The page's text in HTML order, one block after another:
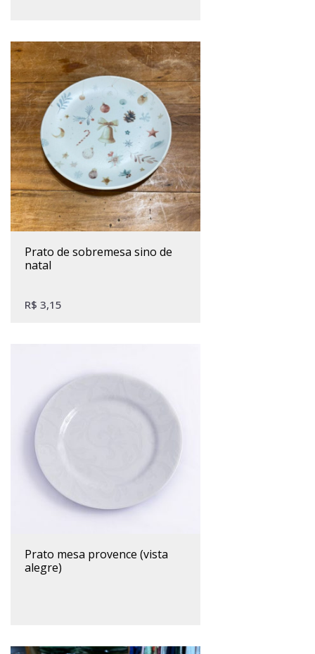
prato de sobremesa sino de
natal
R$ 3,15
prato mesa provence (vista
alegre)